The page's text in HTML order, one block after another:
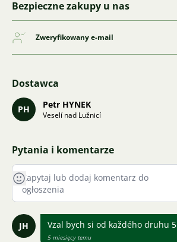
Bezpieczne zakupy u nas
Zweryfikowany e-mail
Dostawca
PH Petr HYNEK
Veselí nad Lužnicí
Pytania i komentarze
JH Vzal bych si od každého druhu
5 miesięcy temu